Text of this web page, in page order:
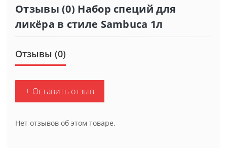
Отзывы (0) Набор специй для
ликёра в стиле Sambuca 1л
Отзывы (0)
+ Оставить отзыв
Нет отзывов об этом товаре.